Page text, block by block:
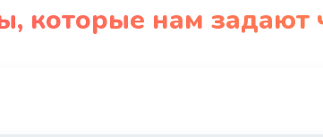
которые нам задают